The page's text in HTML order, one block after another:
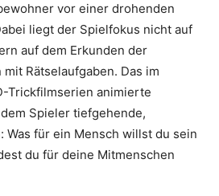
vor einer drohenden
liegt der Spielfokus nicht auf
auf dem Erkunden der
Rätselaufgaben. Das im
Trickfilmserien animierte
Spieler tiefgehende,
Was für ein Mensch willst du sein
du für deine Mitmenschen